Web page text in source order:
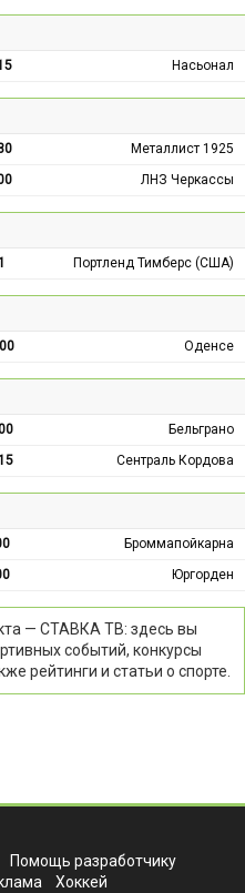
Насьонал
Металлист 1925
ЛНЗ Черкассы
Портленд Тимберс (США)
Оденсе
Бельграно
Сентраль Кордова
Броммапойкарна
Юргорден
— СТАВКА ТВ: здесь вы
событий, конкурсы
рейтинги и статьи о спорте.
Помощь разработчику
Хоккей